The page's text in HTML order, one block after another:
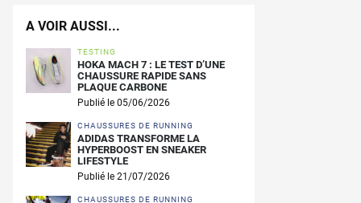
A VOIR AUSSI...
TESTING
HOKA MACH 7 : LE TEST D’UNE
CHAUSSURE RAPIDE SANS
PLAQUE CARBONE
Publié le 05/06/2026
CHAUSSURES DE RUNNING
ADIDAS TRANSFORME LA
HYPERBOOST EN SNEAKER
LIFESTYLE
Publié le 21/07/2026
CHAUSSURES DE RUNNING